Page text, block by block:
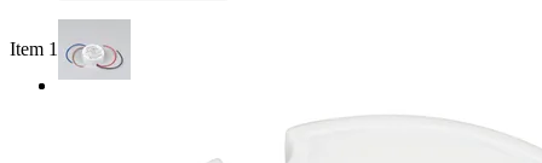
Item 1 of 2